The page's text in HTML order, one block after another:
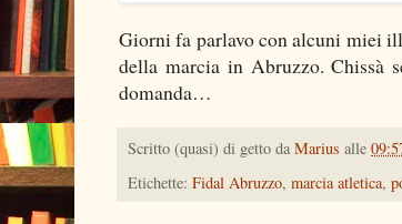
Giorni fa parlavo con alcuni miei
della marcia in Abruzzo. Chissà
domanda…
Scritto (quasi) di getto da Marius alle
Etichette: Fidal Abruzzo, marcia atletica,